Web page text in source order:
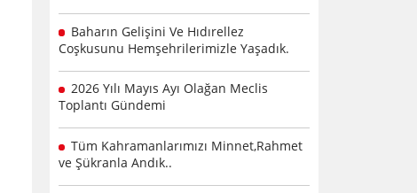
Baharın Gelişini Ve Hıdırellez
Coşkusunu Hemşehrilerimizle Yaşadık.
2026 Yılı Mayıs Ayı Olağan Meclis
Toplantı Gündemi
Tüm Kahramanlarımızı Minnet,Rahmet
ve Şükranla Andık..